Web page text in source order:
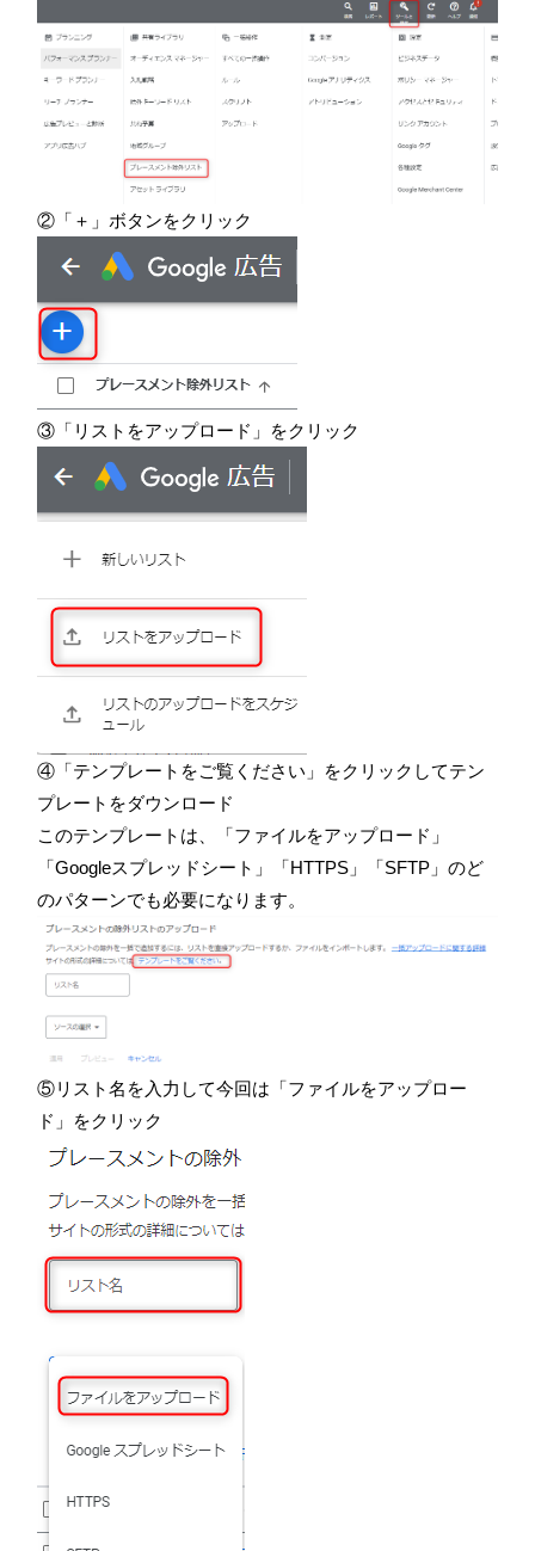
②「＋」ボタンをクリック
③「リストをアップロード」をクリック
④「テンプレートをご覧ください」をクリックしてテン
プレートをダウンロード
このテンプレートは、「ファイルをアップロード」
「Googleスプレッドシート」「HTTPS」「SFTP」のど
のパターンでも必要になります。
⑤リスト名を入力して今回は「ファイルをアップロー
ド」をクリック